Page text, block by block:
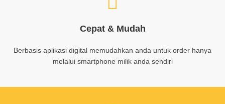
Cepat & Mudah
Berbasis aplikasi digital memudahkan anda untuk order hanya
melalui smartphone milik anda sendiri